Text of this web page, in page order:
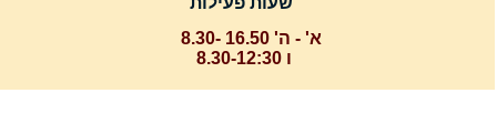
א' - ה' 16.50 -8.30
ו 8.30-12:30